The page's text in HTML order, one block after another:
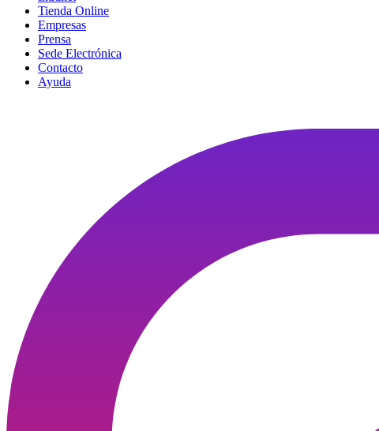
Tienda Online
Empresas
Prensa
Sede Electrónica
Contacto
Ayuda